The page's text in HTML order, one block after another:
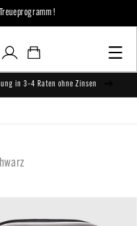
Treueprogramm !
Warenkorb
in 3–4 Raten ohne Zinsen